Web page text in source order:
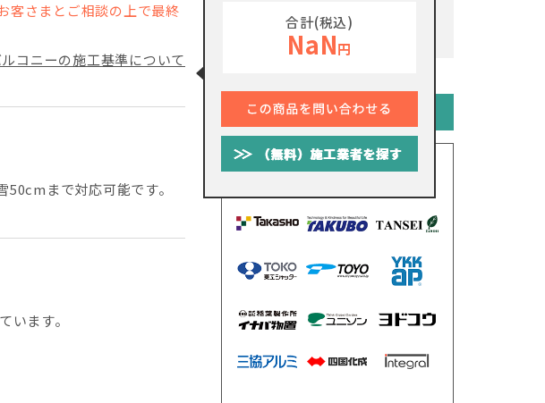
客さまとご相談の上で最終
コニーの施工基準について
まで対応可能です。
います。
合計(税込)
NaN円
メーカーから探す